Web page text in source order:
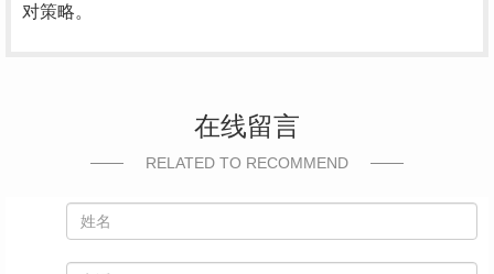
对策略。
在线留言
RELATED TO RECOMMEND